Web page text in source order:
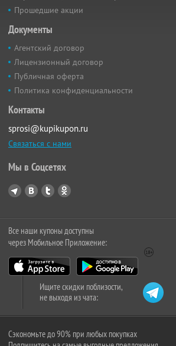
Прошедшие акции
Документы
Агентский договор
Лицензионный договор
Публичная оферта
Политика конфиденциальности
Контакты
sprosi@kupikupon.ru
Связаться с нами
Мы в Соцсетях
Все наши купоны доступны
через Мобильное Приложение:
Ищите скидки поблизости,
не выходя из чата:
Сэкономьте до 90% при любых покупках